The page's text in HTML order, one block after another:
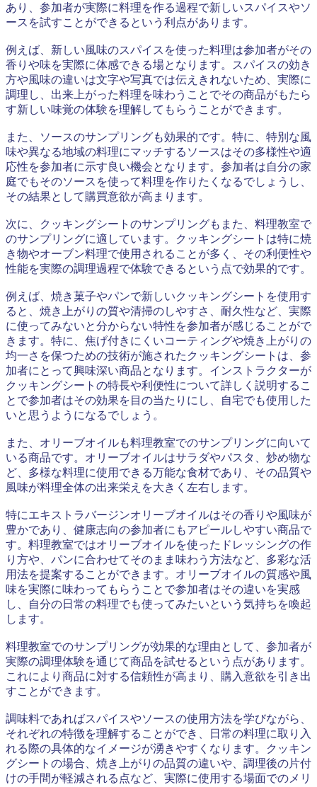
あり、参加者が実際に料理を作る過程で新しいスパイスやソ
ースを試すことができるという利点があります。
例えば、新しい風味のスパイスを使った料理は参加者がその
香りや味を実際に体感できる場となります。スパイスの効き
方や風味の違いは文字や写真では伝えきれないため、実際に
調理し、出来上がった料理を味わうことでその商品がもたら
す新しい味覚の体験を理解してもらうことができます。
また、ソースのサンプリングも効果的です。特に、特別な風
味や異なる地域の料理にマッチするソースはその多様性や適
応性を参加者に示す良い機会となります。参加者は自分の家
庭でもそのソースを使って料理を作りたくなるでしょうし、
その結果として購買意欲が高まります。
次に、クッキングシートのサンプリングもまた、料理教室で
のサンプリングに適しています。クッキングシートは特に焼
き物やオーブン料理で使用されることが多く、その利便性や
性能を実際の調理過程で体験できるという点で効果的です。
例えば、焼き菓子やパンで新しいクッキングシートを使用す
ると、焼き上がりの質や清掃のしやすさ、耐久性など、実際
に使ってみないと分からない特性を参加者が感じることがで
きます。特に、焦げ付きにくいコーティングや焼き上がりの
均一さを保つための技術が施されたクッキングシートは、参
加者にとって興味深い商品となります。インストラクターが
クッキングシートの特長や利便性について詳しく説明するこ
とで参加者はその効果を目の当たりにし、自宅でも使用した
いと思うようになるでしょう。
また、オリーブオイルも料理教室でのサンプリングに向いて
いる商品です。オリーブオイルはサラダやパスタ、炒め物な
ど、多様な料理に使用できる万能な食材であり、その品質や
風味が料理全体の出来栄えを大きく左右します。
特にエキストラバージンオリーブオイルはその香りや風味が
豊かであり、健康志向の参加者にもアピールしやすい商品で
す。料理教室ではオリーブオイルを使ったドレッシングの作
り方や、パンに合わせてそのまま味わう方法など、多彩な活
用法を提案することができます。オリーブオイルの質感や風
味を実際に味わってもらうことで参加者はその違いを実感
し、自分の日常の料理でも使ってみたいという気持ちを喚起
します。
料理教室でのサンプリングが効果的な理由として、参加者が
実際の調理体験を通じて商品を試せるという点があります。
これにより商品に対する信頼性が高まり、購入意欲を引き出
すことができます。
調味料であればスパイスやソースの使用方法を学びながら、
それぞれの特徴を理解することができ、日常の料理に取り入
れる際の具体的なイメージが湧きやすくなります。クッキン
グシートの場合、焼き上がりの品質の違いや、調理後の片付
けの手間が軽減される点など、実際に使用する場面でのメリ